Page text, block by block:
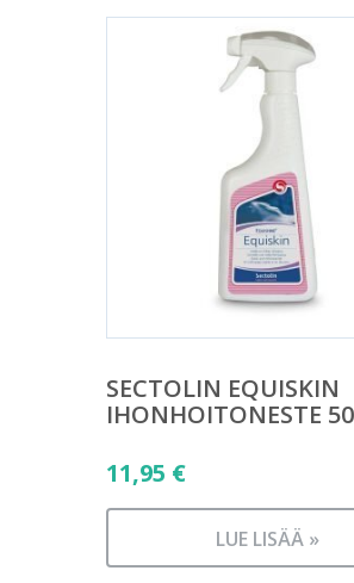
SECTOLIN EQUISKIN
IHONHOITONESTE
11,95 €
LUE LISÄÄ »